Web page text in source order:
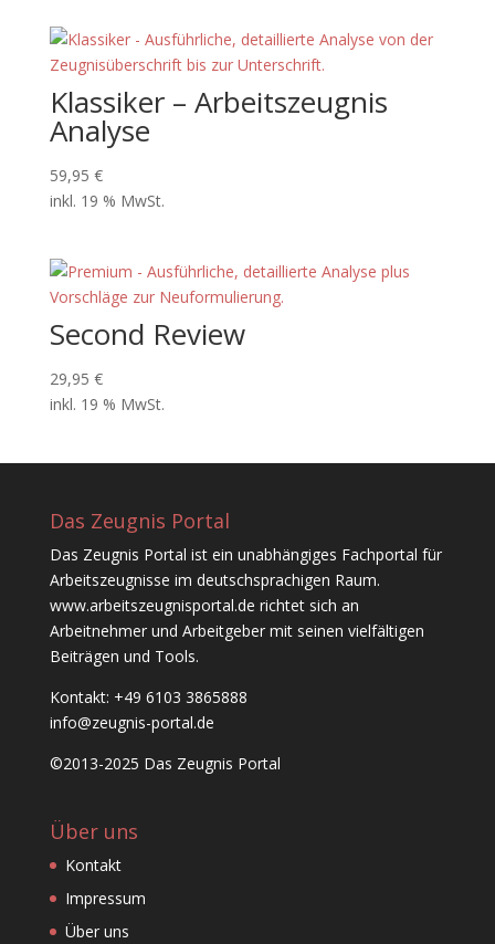
Klassiker – Arbeitszeugnis
Analyse
59,95 €
inkl. 19 % MwSt.
Second Review
29,95 €
inkl. 19 % MwSt.
Das Zeugnis Portal
Das Zeugnis Portal ist ein unabhängiges Fachportal für
Arbeitszeugnisse im deutschsprachigen Raum.
www.arbeitszeugnisportal.de richtet sich an
Arbeitnehmer und Arbeitgeber mit seinen vielfältigen
Beiträgen und Tools.
Kontakt: +49 6103 3865888
info@zeugnis-portal.de
©2013-2025 Das Zeugnis Portal
Über uns
Kontakt
Impressum
Über uns